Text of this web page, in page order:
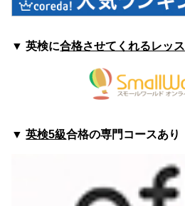
▼ 英検に合格させてくれるレッ
▼英検5級合格の専門コースあり